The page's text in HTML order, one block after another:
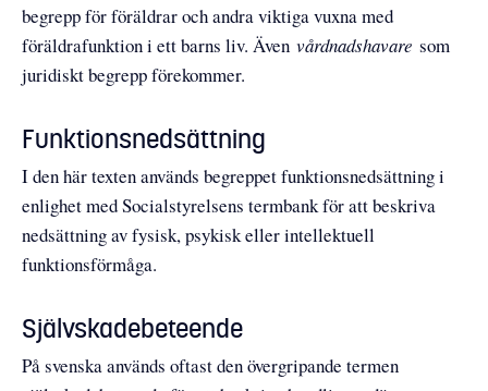
begrepp för föräldrar och andra viktiga vuxna med
föräldrafunktion i ett barns liv. Även vårdnadshavare som
juridiskt begrepp förekommer.
Funktionsnedsättning
I den här texten används begreppet funktionsnedsättning i
enlighet med Socialstyrelsens termbank för att beskriva
nedsättning av fysisk, psykisk eller intellektuell
funktionsförmåga.
Självskadebeteende
På svenska används oftast den övergripande termen